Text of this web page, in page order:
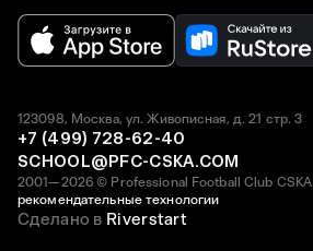
2001—2026 © Professional Football Club CSKA
рекомендательные технологии
123098, Москва, ул. Живописная, д. 21 стр. 3
+7 (499) 728-62-40
SCHOOL@PFC-CSKA.COM
Сделано в Riverstart